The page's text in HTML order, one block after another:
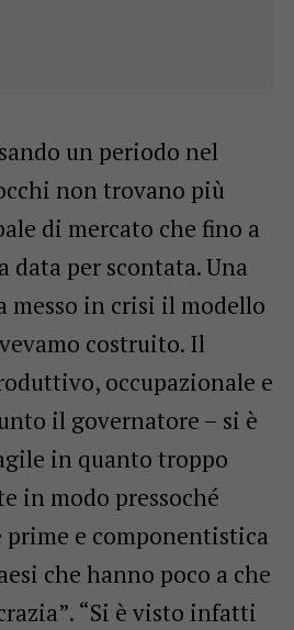
un periodo nel
non trovano più
di mercato che fino a
data per scontata. Una
messo in crisi il modello
costruito. Il
occupazionale e
il governatore – si è
in quanto troppo
in modo pressoché
e componentistica
che hanno poco a che
“Si è visto infatti